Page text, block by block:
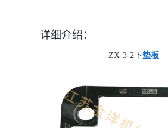
详细介绍：
ZX-3-2下垫板